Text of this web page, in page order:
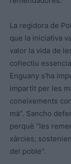
La regidora de
que la iniciativa
valor la vida de
col·lectiu
Enguany s’ha
impartit per les
coneixements
mà”. Sancho
perquè “les
xàrcies;
del poble”.